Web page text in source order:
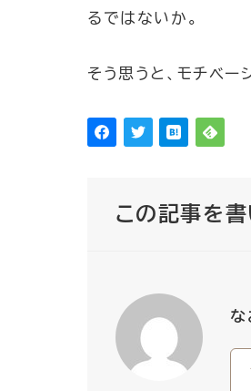
るではないか。
そう思うと、モチベー
この記事を書
な